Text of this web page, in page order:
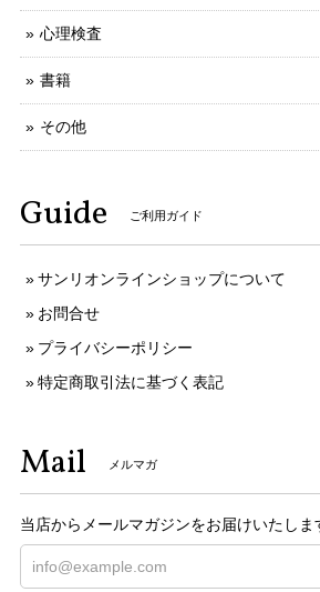
心理検査
書籍
その他
Guide ご利用ガイド
サンリオンラインショップについて
お問合せ
プライバシーポリシー
特定商取引法に基づく表記
Mail メルマガ
当店からメールマガジンをお届けいたしま